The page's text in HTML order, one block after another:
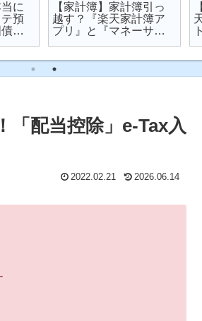
に
預
を
【家計簿】家計簿引っ
越す？『楽天家計簿ア
プリ』と『マネーサポ
「配当控除」e-Tax入
2022.02.21 2026.06.14